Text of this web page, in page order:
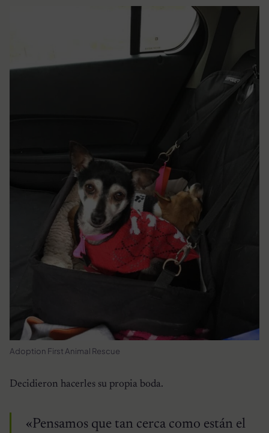
Adoption First Animal Rescue
Decidieron hacerles su propia boda.
«Pensamos que tan cerca como están el